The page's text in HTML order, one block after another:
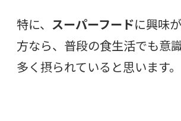
特に、 スーパーフードに興味
方なら、普段の食生活でも意
多く摂られていると思います。